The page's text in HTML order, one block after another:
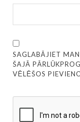
SAGLABĀJIET
ŠAJĀ
VĒLĒŠOS